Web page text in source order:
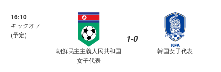
16:10
キックオフ
(予定)
朝鮮民主主義人民共和国
女子代表
1-0
韓国女子代表